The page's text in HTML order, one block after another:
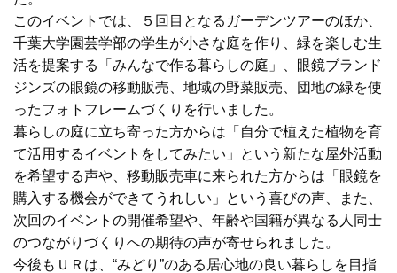
このイベントでは、５回目となるガーデンツアーのほか、
千葉大学園芸学部の学生が小さな庭を作り、緑を楽しむ生
活を提案する「みんなで作る暮らしの庭」、眼鏡ブランド
ジンズの眼鏡の移動販売、地域の野菜販売、団地の緑を使
ったフォトフレームづくりを行いました。
暮らしの庭に立ち寄った方からは「自分で植えた植物を育
て活用するイベントをしてみたい」という新たな屋外活動
を希望する声や、移動販売車に来られた方からは「眼鏡を
購入する機会ができてうれしい」という喜びの声、また、
次回のイベントの開催希望や、年齢や国籍が異なる人同士
のつながりづくりへの期待の声が寄せられました。
今後もＵＲは、“みどり”のある居心地の良い暮らしを目指